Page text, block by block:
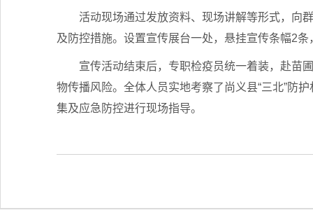
活动现场通过发放资料、现场讲解等形式，向
及防控措施。设置宣传展台一处，悬挂宣传条幅2
宣传活动结束后，专职检疫员统一着装，赴苗
物传播风险。全体人员实地考察了尚义县“三北”防
集及应急防控进行现场指导。